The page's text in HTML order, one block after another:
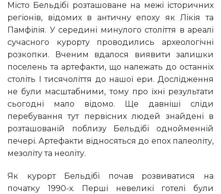
Місто Бельдібі розташоване на межі історичних
регіонів, відомих в античну епоху як Лікія та
Памфілія. У середині минулого століття в ареалі
сучасного курорту проводились археологічні
розкопки. Вченим вдалося виявити залишки
поселень та артефакти, що належать до останніх
століть I тисячоліття до нашої ери. Дослідження
не були масштабними, тому про їхні результати
сьогодні мало відомо. Ще давніші сліди
перебування тут первісних людей знайдені в
розташованій поблизу Бельдібі однойменній
печері. Артефакти відносяться до епох палеоліту,
мезоліту та неоліту.
Як курорт Бельдібі почав розвиватися на
початку 1990-х. Перші невеликі готелі були